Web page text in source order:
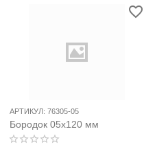
АРТИКУЛ: 76305-05
Бородок 05x120 мм